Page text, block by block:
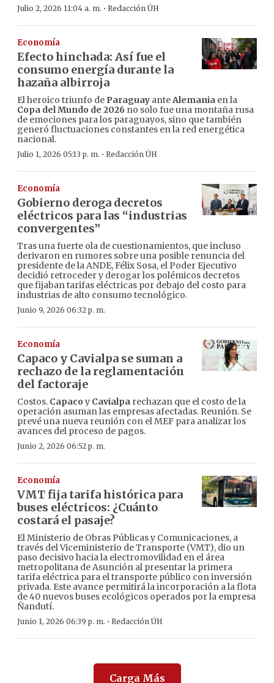
Julio 2, 2026 11:04 a. m. · Redacción ÚH
Economía
Efecto hinchada: Así fue el
consumo energía durante la
hazaña albirroja
El heroico triunfo de Paraguay anteAlemania en la
Copa del Mundo de 2026 no solo fue una montaña rusa
de emociones para los paraguayos, sino que también
generó fluctuaciones constantes en la red energética
nacional.
Julio 1, 2026 05:13 p. m. · Redacción ÚH
Economía
Gobierno deroga decretos
eléctricos para las “industrias
convergentes”
Tras una fuerte ola de cuestionamientos, que incluso
derivaron en rumores sobre una posible renuncia del
presidente de la ANDE, Félix Sosa, el Poder Ejecutivo
decidió retroceder y derogar los polémicos decretos
que fijaban tarifas eléctricas por debajo del costo para
industrias de alto consumo tecnológico.
Junio 9, 2026 06:32 p. m.
Economía
Capaco y Cavialpa se suman a
rechazo de la reglamentación
del factoraje
Costos. Capaco y Cavialpa rechazan que el costo de la
operación asuman las empresas afectadas. Reunión. Se
prevé una nueva reunión con el MEF para analizar los
avances del proceso de pagos.
Junio 2, 2026 06:52 p. m.
Economía
VMT fija tarifa histórica para
buses eléctricos: ¿Cuánto
costará el pasaje?
El Ministerio de Obras Públicas y Comunicaciones, a
través del Viceministerio de Transporte (VMT), dio un
paso decisivo hacia la electromovilidad en el área
metropolitana de Asunción al presentar la primera
tarifa eléctrica para el transporte público con inversión
privada. Este avance permitirá la incorporación a la flota
de 40 nuevos buses ecológicos operados por la empresa
Ñandutí.
Junio 1, 2026 06:39 p. m. · Redacción ÚH
Carga Más